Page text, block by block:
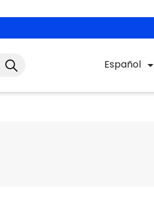
Español 